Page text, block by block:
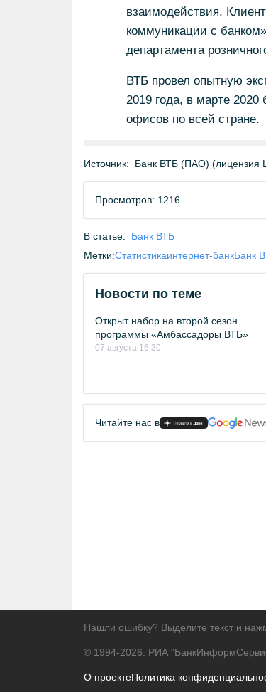
взаимодействия.
коммуникации с
департамента
ВТБ провел опытную
2019 года, в марте
офисов по всей стране.
Источник: Банк ВТБ (ПАО)
Просмотров: 1216
В статье:
Банк ВТБ
Метки:Статистикаинтернет-банкБанк
Новости по теме
Открыт набор на второй сезон
программы «Амбассадоры ВТБ»
07 августа 16:30
Читайте нас в
Нашли ошибку? Выделите текст и
© 1994-2026. РИА
О проектеПолитика